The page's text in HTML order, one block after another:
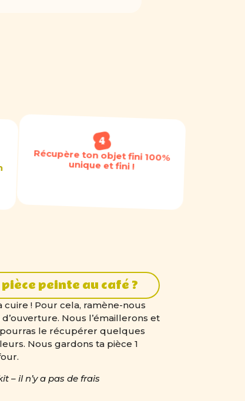
Récupère ton objet fini 100%
unique et fini !
peinte au café ?
cuire ! Pour cela, ramène-nous
Nous l’émaillerons et
le récupérer quelques
Nous gardons ta pièce 1
– il n’y a pas de frais